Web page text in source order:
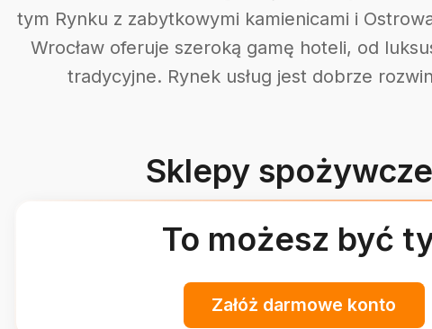
tym Rynku z zabytkowymi kamienicami i
Wrocław oferuje szeroką gamę hoteli, od
tradycyjne. Rynek usług jest dobrze
Sklepy spożywcze
To możesz być
Załóż darmowe konto